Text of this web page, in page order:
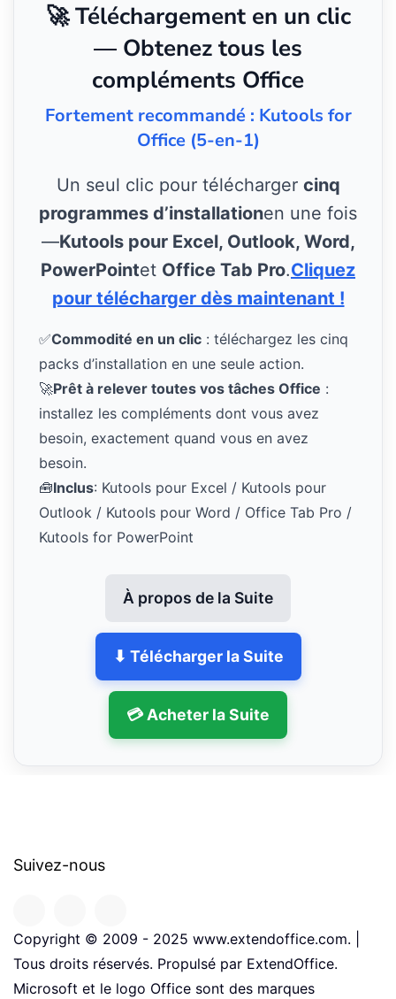
🚀 Téléchargement en un clic
— Obtenez tous les
compléments Office
Fortement recommandé : Kutools for
Office (5-en-1)
Un seul clic pour télécharger cinq
programmes d’installationen une fois
—Kutools pour Excel, Outlook, Word,
PowerPointet Office Tab Pro.Cliquez
pour télécharger dès maintenant !
✅Commodité en un clic : téléchargez les cinq
packs d’installation en une seule action.
🚀Prêt à relever toutes vos tâches Office :
installez les compléments dont vous avez
besoin, exactement quand vous en avez
besoin.
🧰Inclus: Kutools pour Excel / Kutools pour
Outlook / Kutools pour Word / Office Tab Pro /
Kutools for PowerPoint
À propos de la Suite
⬇ Télécharger la Suite
💳 Acheter la Suite
Suivez-nous
Copyright © 2009 - 2025 www.extendoffice.com. |
Tous droits réservés. Propulsé par ExtendOffice.
Microsoft et le logo Office sont des marques